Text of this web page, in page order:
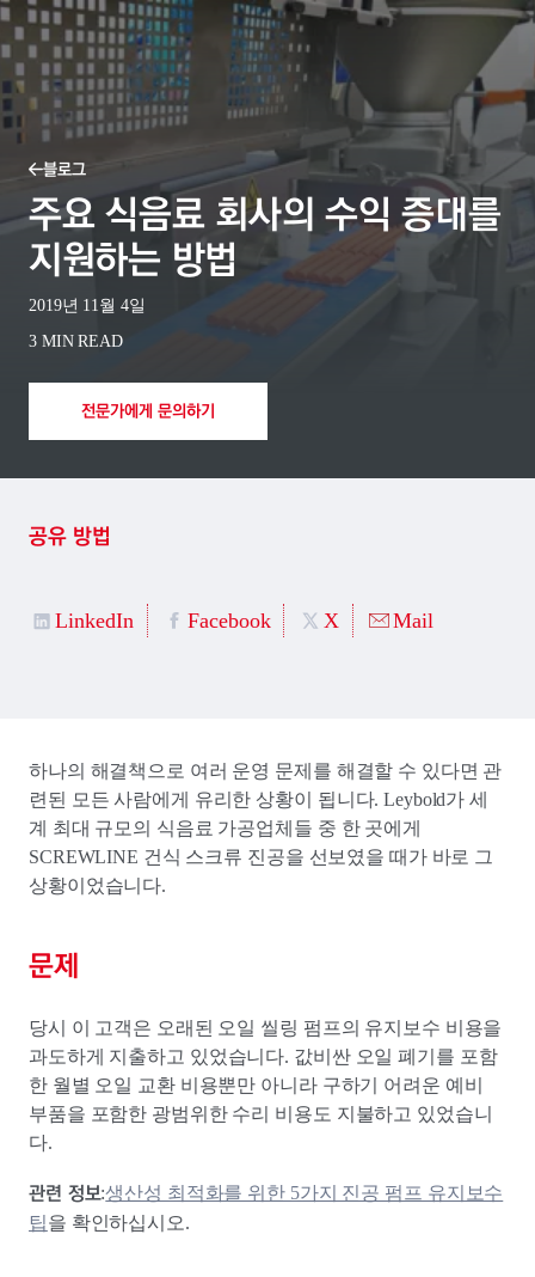
블로그
주요 식음료 회사의 수익 증대를
지원하는 방법
2019년 11월 4일
3 MIN READ
전문가에게 문의하기
공유 방법
LinkedIn Facebook X Mail
하나의 해결책으로 여러 운영 문제를 해결할 수 있다면 관
련된 모든 사람에게 유리한 상황이 됩니다. Leybold가 세
계 최대 규모의 식음료 가공업체들 중 한 곳에게
SCREWLINE 건식 스크류 진공을 선보였을 때가 바로 그
상황이었습니다.
문제
당시 이 고객은 오래된 오일 씰링 펌프의 유지보수 비용을
과도하게 지출하고 있었습니다. 값비싼 오일 폐기를 포함
한 월별 오일 교환 비용뿐만 아니라 구하기 어려운 예비
부품을 포함한 광범위한 수리 비용도 지불하고 있었습니
다.
관련 정보:생산성 최적화를 위한 5가지 진공 펌프 유지보수
팁을 확인하십시오.